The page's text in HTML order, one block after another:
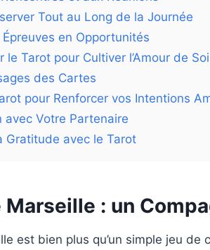
Tout au Long de la Journée
en Opportunités
le Tarot pour Cultiver l’Amour de Soi
des Cartes
pour Renforcer vos Intentions
avec Votre Partenaire
Gratitude avec le Tarot
Marseille : un
est bien plus qu’un simple jeu